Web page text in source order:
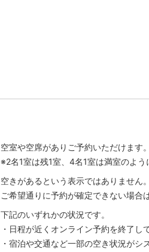
空室や空席がありご予約いただけます。
※2名1室は残1室、4名1室は満室のよ
空きがあるという表示ではありません
ご希望通りに予約が確定できない場合
下記のいずれかの状況です。
・日程が近くオンライン予約を終了し
・宿泊や交通など一部の空き状況がシ